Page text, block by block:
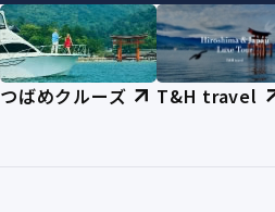
つばめクルーズ T&H travel